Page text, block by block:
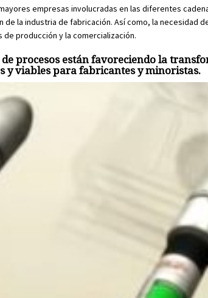
empresas involucradas en las diferentes
la industria de fabricación. Así como, la necesidad
producción y la comercialización.
procesos están favoreciendo la
y viables para fabricantes y minoristas.